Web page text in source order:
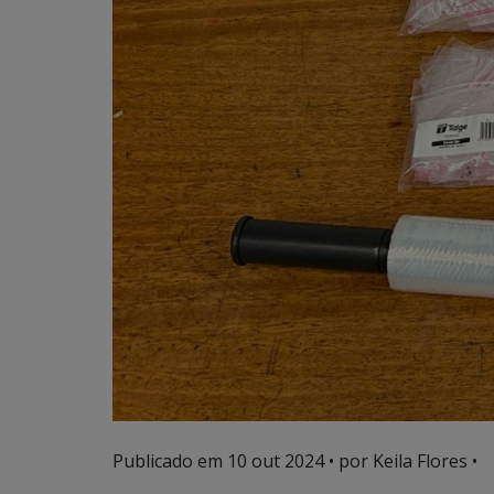
Publicado em 10 out 2024• por Keila Flores •